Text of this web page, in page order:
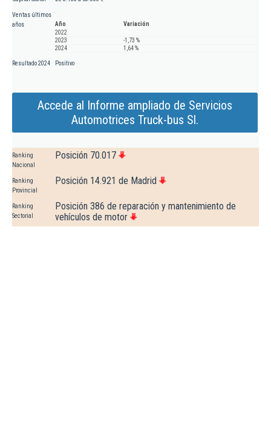
Ventas últimos
años
Año
Variación
2022
2023
-1,73 %
2024
1,64 %
Resultado 2024 Positivo
Accede al Informe ampliado de Servicios
Automotrices Truck-bus Sl.
Ranking
Nacional
Posición 70.017
Ranking
Provincial
Posición 14.921 de Madrid
Ranking
Sectorial
Posición 386 de reparación y mantenimiento de
vehículos de motor